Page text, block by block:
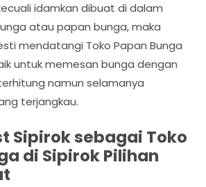
idamkan dibuat di dalam
atau papan bunga, maka
mendatangi Toko Papan Bunga
untuk memesan bunga dengan
namun selamanya
terjangkau.
Sipirok sebagai Toko
di Sipirok Pilihan